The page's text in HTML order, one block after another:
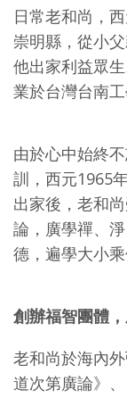
日常老和尚，
崇明縣，從小
他出家利益眾
業於台灣台南
由於心中始終
訓，西元1965
出家後，老和
論，廣學禪、
德，遍學大小乘
創辦福智團體
老和尚於海內
道次第廣論》